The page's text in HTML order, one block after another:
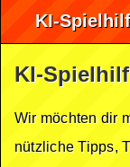
KI-
KI-
Wir möchten dir
nützliche Tipps,